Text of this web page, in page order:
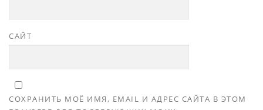
САЙТ
СОХРАНИТЬ МОЁ ИМЯ, EMAIL И АДРЕС САЙТА В ЭТОМ